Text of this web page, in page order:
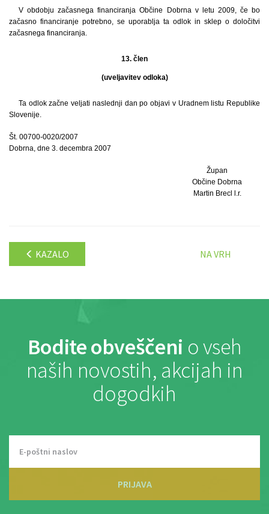
V obdobju začasnega financiranja Občine Dobrna v letu 2009, če bo
začasno financiranje potrebno, se uporablja ta odlok in sklep o določitvi
začasnega financiranja.
13. člen
(uveljavitev odloka)
Ta odlok začne veljati naslednji dan po objavi v Uradnem listu Republike
Slovenije.
Št. 00700-0020/2007
Dobrna, dne 3. decembra 2007
Župan
Občine Dobrna
Martin Brecl l.r.
KAZALO NA VRH
Bodite obveščeni o vseh
naših novostih, akcijah in
dogodkih
PRIJAVA